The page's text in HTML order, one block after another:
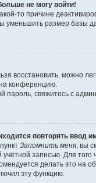
не могу войти!
то причине
размер базы
восстановить, можно
конференцию.
пароль, свяжитесь с
повторять ввод
Запомнить меня, вы
учётной записью. Для
делать это на
эту функцию.